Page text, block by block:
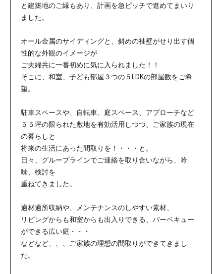
と建築地のご縁もあり、計画を急ピッチで進めてまいり
ました。
オール金属のサイディングと、斜めの袖壁がせり出す個
性的な外観のイメージが
ご夫婦共に一番初めに気に入られました！！
そこに、和室、子ども部屋３つの５LDKの部屋数をご希
望。
駐車スペースや、自転車、庭スペース、アプローチなど
５５坪の限られた敷地を有効活用しつつ、ご家族の現在
の暮らしと
将来の生活にあった間取りを！・・・と。
日々、グループラインでご連絡を取り合いながら、吟
味、検討を
重ねてきました。
適材適所収納や、メンテナンスのしやすい素材、
リビングからも和室からも出入りできる、バーベキュー
ができる広い庭・・・
などなど、、、ご家族の理想の間取りができてきまし
た。